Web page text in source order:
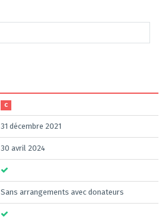
C
31 décembre 2021
30 avril 2024
Sans arrangements avec donateurs